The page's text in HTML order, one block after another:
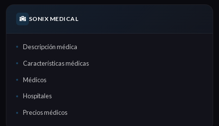
SONIX MEDICAL
Descripción médica
Características médicas
Médicos
Hospitales
Precios médicos